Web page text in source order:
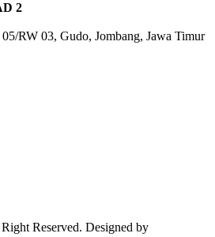
2
RW 03, Gudo, Jombang, Jawa Timur
Reserved. Designed by